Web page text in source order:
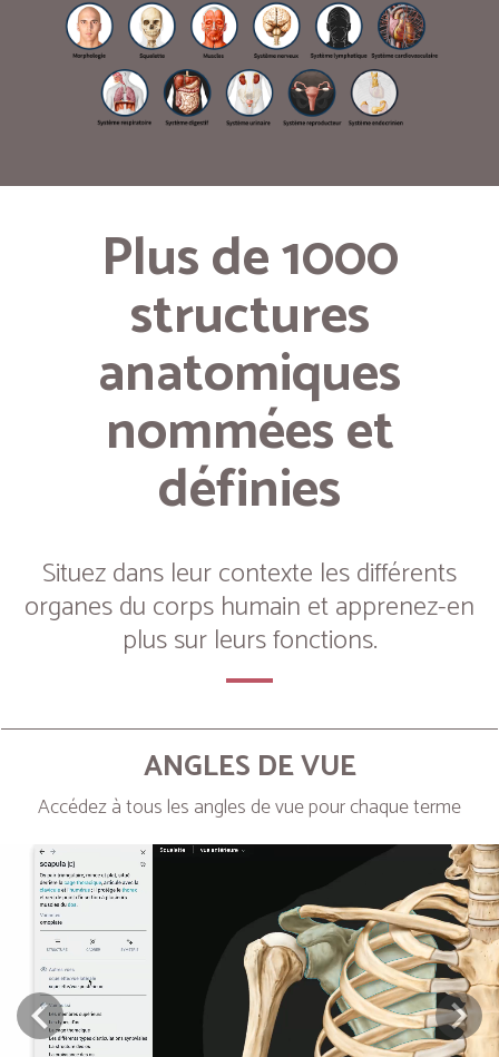
Plus de 1000
structures
anatomiques
nommées et
définies
Situez dans leur contexte les différents
organes du corps humain et apprenez-en
plus sur leurs fonctions.
ANGLES DE VUE
Accédez à tous les angles de vue pour chaque terme